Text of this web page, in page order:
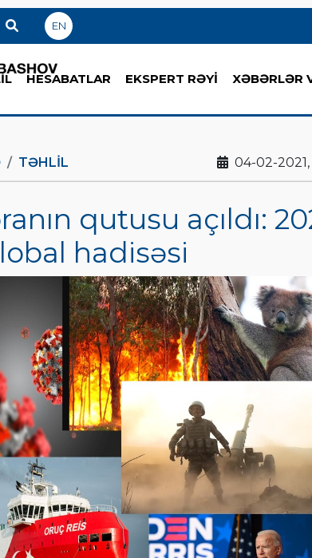
EN
HESABATLAR EKSPERT RƏYİ XƏBƏRLƏR
TƏHLİL 04-02-2021,
qutusu açıldı:
hadisəsi